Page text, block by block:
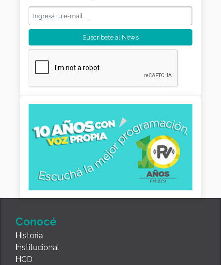
Conocé
Historia
Institucional
HCD